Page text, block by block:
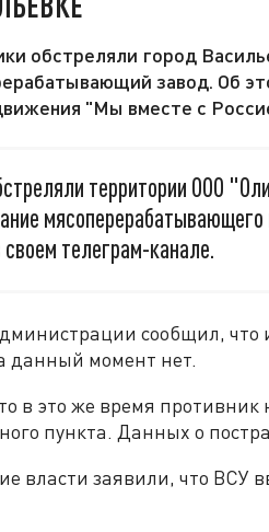
обстреляли город
завод. Об
"Мы вместе с
территории ООО
своем телеграм-канале.
сообщил,
данный момент нет.
в это же время
пункта. Данных о
власти заявили, что ВСУ